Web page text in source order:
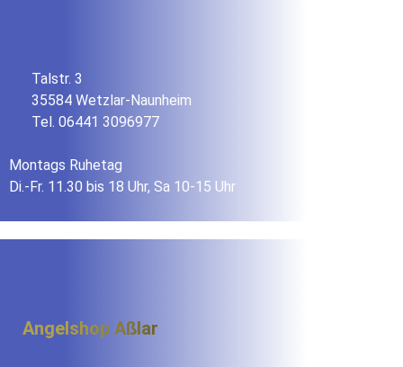
Talstr. 3
35584 Wetzlar-Naunheim
Tel. 06441 3096977
Montags Ruhetag
Di.-Fr. 11.30 bis 18 Uhr, Sa 10-15 Uhr
Angelshop Aßlar